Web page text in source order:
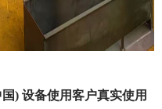
) 设备使用客户真实使用